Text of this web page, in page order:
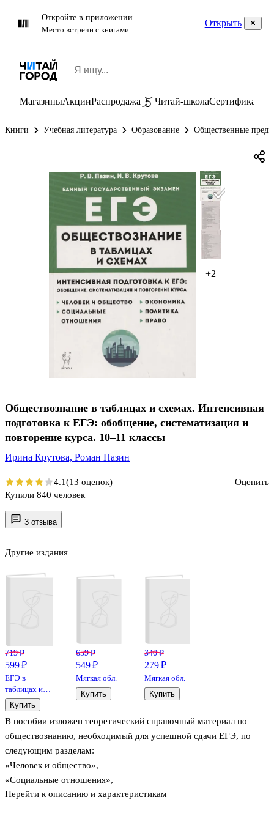
Откройте в приложении
Место встречи с книгами
Открыть
МагазиныАкцииРаспродажа Читай-школаСертификаты
Книги Учебная литература Образование Общественные
+2
3 отзыва
В пособии изложен теоретический справочный материал по
обществознанию, необходимый для успешной сдачи ЕГЭ, по
следующим разделам:
«Человек и общество»,
«Социальные отношения»,
«Экономика»,
Перейти к описанию и характеристикам
Другие издания
719 ₽
599 ₽
ЕГЭ в
таблицах и
схемах.
Обществознание.
10-11 классы.
Интенсивная
ЕГЭ:
обобщение,
систематизация
курса.
Купить
659 ₽
549 ₽
Мягкая обл.
Купить
340 ₽
279 ₽
Мягкая обл.
Купить
Обществознание в таблицах и схемах. Интенсивная
подготовка к ЕГЭ: обобщение, систематизация и
повторение курса. 10–11 классы
Ирина Крутова, Роман Пазин
4.1(13 оценок)
Оценить
Купили 840 человек